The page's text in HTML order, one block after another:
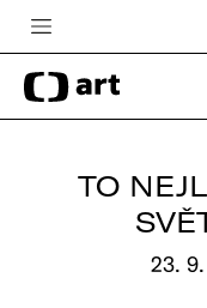
Česká televize
Zpravodajství
TO
23.